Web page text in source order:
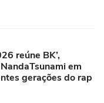
reúne BK’,
em
gerações do rap